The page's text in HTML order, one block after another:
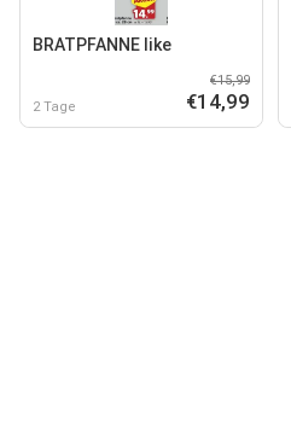
BRATPFANNE like
2 Tage
€15,99
€14,99